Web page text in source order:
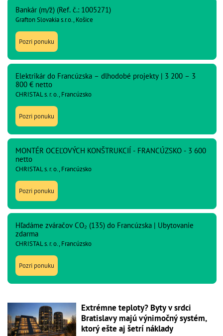
Bankár (m/ž) (Ref. č.: 1005271)
Grafton Slovakia s.r.o., Košice
Pozri ponuku
Elektrikár do Francúzska – dlhodobé projekty | 3 200 – 3
800 € netto
CHRISTAL s. r. o., Francúzsko
Pozri ponuku
MONTÉR OCEĽOVÝCH KONŠTRUKCIÍ - FRANCÚZSKO - 3 600
netto
CHRISTAL s. r. o., Francúzsko
Pozri ponuku
Hľadáme zváračov CO₂ (135) do Francúzska | Ubytovanie
zdarma
CHRISTAL s. r. o., Francúzsko
Pozri ponuku
Extrémne teploty? Byty v srdci
Bratislavy majú výnimočný systém,
ktorý ešte aj šetrí náklady